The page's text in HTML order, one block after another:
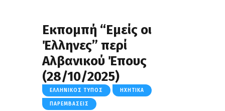
Eκπομπή “Εμείς οι
Έλληνες” περί
Αλβανικού Έπους
(28/10/2025)
ΕΛΛΗΝΙΚΌΣ ΤΎΠΟΣ ΗΧΗΤΙΚΆ
ΠΑΡΕΜΒΆΣΕΙΣ